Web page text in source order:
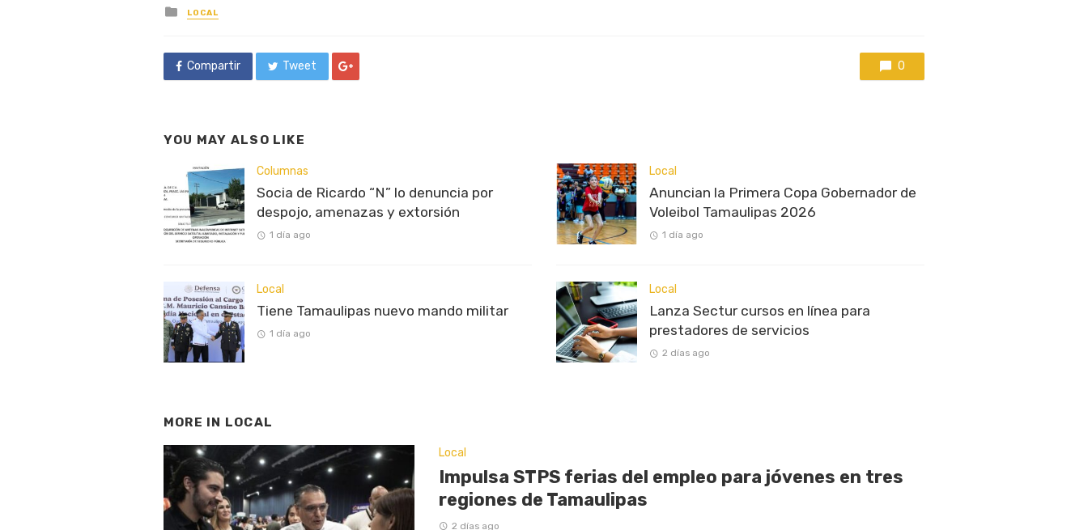
Posted
in
LOCAL
Compartir Tweet 0
YOU MAY ALSO LIKE
Columnas
Socia de Ricardo “N” lo denuncia por
despojo, amenazas y extorsión
1 día ago
Local
Tiene Tamaulipas nuevo mando militar
1 día ago
Local
Anuncian la Primera Copa Gobernador de
Voleibol Tamaulipas 2026
1 día ago
Local
Lanza Sectur cursos en línea para
prestadores de servicios
2 días ago
MORE IN LOCAL
Local
Impulsa STPS ferias del empleo para jóvenes en tres
regiones de Tamaulipas
2 días ago